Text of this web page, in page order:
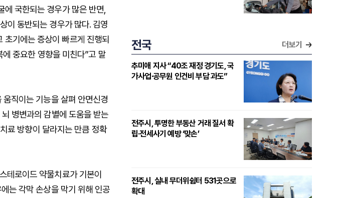
국한되는 경우가 많은 반면,
이 동반되는 경우가 많다. 김영
기에는 증상이 빠르게 진행되
중요한 영향을 미친다”고 말
직이는 기능을 살펴 안면신경
병변과의 감별에 도움을 받는
료 방향이 달라지는 만큼 정확
테로이드 약물치료가 기본이
는 각막 손상을 막기 위해 인공
전국 더보기
추미애 지사 “40조 재정 경기도, 국
가사업·공무원 인건비 부담 과도”
전주시, 투명한 부동산 거래 질서 확
립·전세사기 예방 ‘맞손’
전주시, 실내 무더위쉼터 531곳으로
확대